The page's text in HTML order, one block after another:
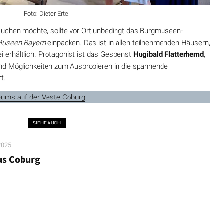
Foto: Dieter Ertel
möchte, sollte vor Ort unbedingt das Burgmuseen-
einpacken. Das ist in allen teilnehmenden Häusern,
erhältlich. Protagonist ist das Gespenst Hugibald Flatterhemd,
Möglichkeiten zum Ausprobieren in die spannende
auf der Veste Coburg.
SIEHE AUCH
Coburg